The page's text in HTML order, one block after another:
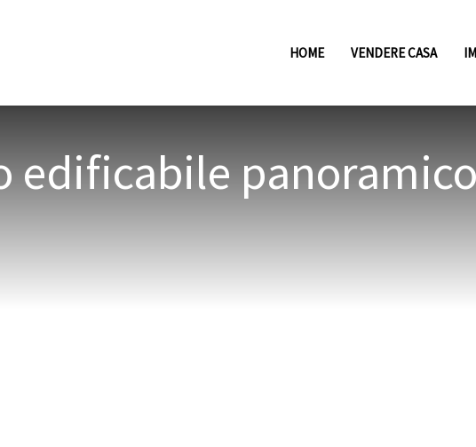
HOME VENDERE CASA
edificabile